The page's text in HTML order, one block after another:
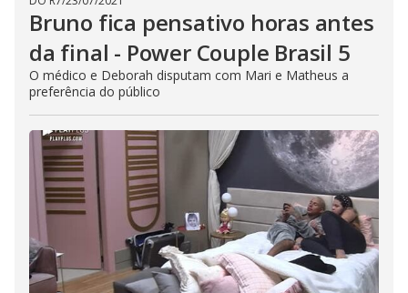
Bruno fica pensativo horas antes
da final - Power Couple Brasil 5
O médico e Deborah disputam com Mari e Matheus a
preferência do público